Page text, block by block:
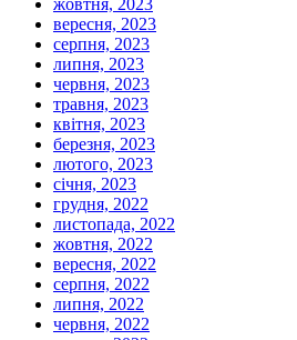
жовтня, 2023
вересня, 2023
серпня, 2023
липня, 2023
червня, 2023
травня, 2023
квітня, 2023
березня, 2023
лютого, 2023
січня, 2023
грудня, 2022
листопада, 2022
жовтня, 2022
вересня, 2022
серпня, 2022
липня, 2022
червня, 2022